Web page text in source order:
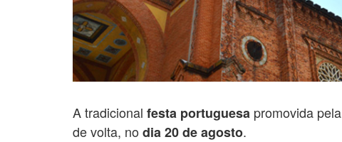
A tradicional festa portuguesa promovida pela
de volta, no dia 20 de agosto.